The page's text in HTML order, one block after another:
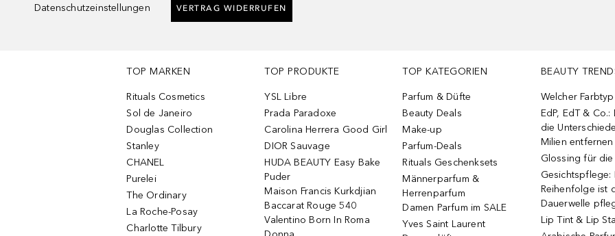
Datenschutzeinstellungen
VERTRAG WIDERRUFEN
TOP MARKEN
Rituals Cosmetics
Sol de Janeiro
Douglas Collection
Stanley
CHANEL
Purelei
The Ordinary
La Roche-Posay
Charlotte Tilbury
TOP PRODUKTE
YSL Libre
Prada Paradoxe
Carolina Herrera Good Girl
DIOR Sauvage
HUDA BEAUTY Easy Bake
Puder
Maison Francis Kurkdjian
Baccarat Rouge 540
Valentino Born In Roma
TOP KATEGORIEN
Parfum & Düfte
Beauty Deals
Make-up
Parfum-Deals
Rituals Geschenksets
Männerparfum &
Herrenparfum
Damen Parfum im SALE
Yves Saint Laurent
BEAUTY
Welcher
EdP, EdT & Co.:
die Unterschiede
Milien entfernen
Glossing für die
Gesichtspflege:
Reihenfolge ist
Dauerwelle
Lip Tint & Lip